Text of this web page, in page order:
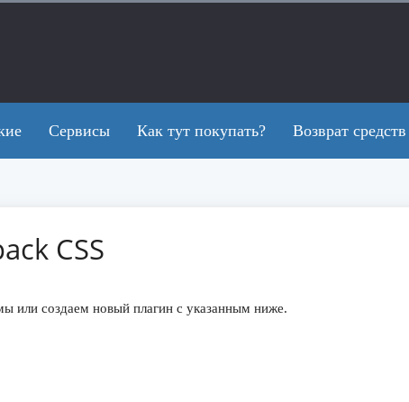
Сервисы Как тут покупать? Возврат средств
CSS
или создаем новый плагин с указанным ниже.